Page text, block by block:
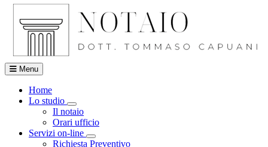
Menu
Home
Lo studio
Visualizza menù di secondo livello
Il notaio
Orari ufficio
Servizi on-line
Visualizza menù di secondo livello
Richiesta Preventivo